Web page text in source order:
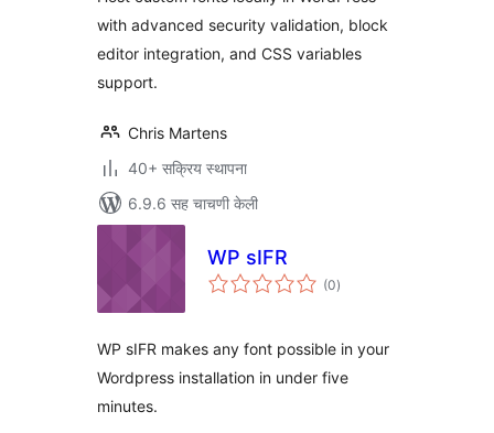
with advanced security validation, block
editor integration, and CSS variables
support.
Chris Martens
40+ सक्रिय स्थापना
6.9.6 सह चाचणी केली
WP sIFR
(0एकूण
मूल्यांकन
)
WP sIFR makes any font possible in your
Wordpress installation in under five
minutes.